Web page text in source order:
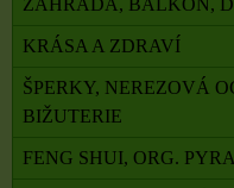
ZAHRADA, BALKON,
KRÁSA A ZDRAVÍ
ŠPERKY, NEREZOVÁ
BIŽUTERIE
FENG SHUI, ORG.